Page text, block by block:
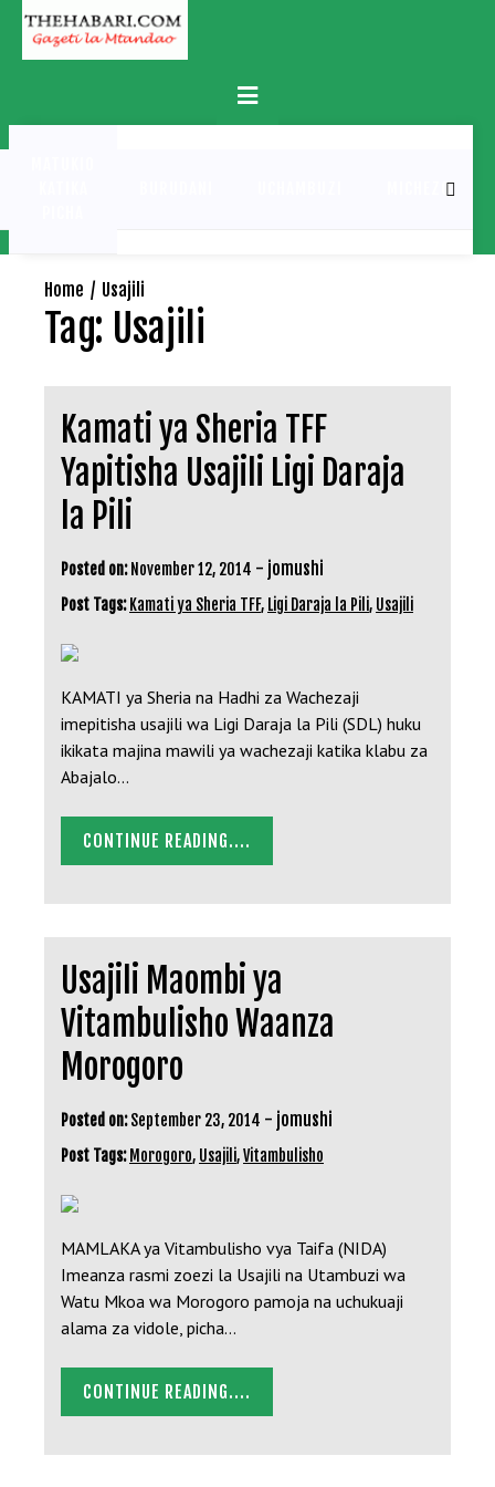
Skip
content
Primary
Menu
MICHEZO
Home Usajili
Tag: Usajili
Kamati ya Sheria TFF
Yapitisha Usajili Ligi Daraja
la Pili
Posted on: November 12, 2014 - jomushi
Post Tags: Kamati ya Sheria TFF, Ligi Daraja la Pili, Usajili
KAMATI ya Sheria na Hadhi za Wachezaji
imepitisha usajili wa Ligi Daraja la Pili (SDL) huku
ikikata majina mawili ya wachezaji katika klabu za
Abajalo…
CONTINUE READING....
Usajili Maombi ya
Vitambulisho Waanza
Morogoro
Posted on: September 23, 2014 - jomushi
Post Tags: Morogoro, Usajili,Vitambulisho
MAMLAKA ya Vitambulisho vya Taifa (NIDA)
Imeanza rasmi zoezi la Usajili na Utambuzi wa
Watu Mkoa wa Morogoro pamoja na uchukuaji
alama za vidole, picha…
CONTINUE READING....